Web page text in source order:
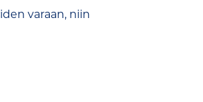
varaan, niin